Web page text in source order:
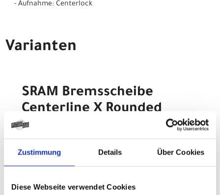
Zustimmung Details Über Cookies
Diese Webseite verwendet Cookies
- Aufnahme: Centerlock
Varianten
SRAM Bremsscheibe
Centerline X Rounded
160mm, zweiteilig,
Centerlock abgerundetes
Profil
Z.Z. nicht verfügbar